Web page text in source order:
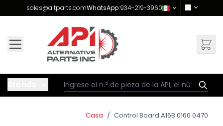
Skip to Content
sales@altparts.comWhatsApp:934-219-3960
Casa / Control Board A16B 0160 0470